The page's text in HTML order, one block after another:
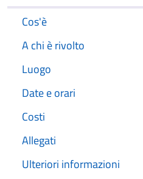
Cos'è
A chi è rivolto
Luogo
Date e orari
Costi
Allegati
Ulteriori informazioni